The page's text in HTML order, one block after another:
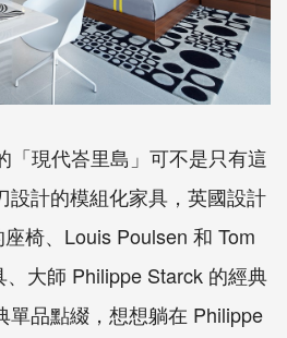
「現代峇里島」可不是只有這
設計的模組化家具，英國設計
椅、Louis Poulsen 和 Tom
大師 Philippe Starck 的經典
單品點綴，想想躺在 Philippe